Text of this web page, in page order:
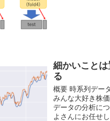
細かいこと
る
概要 時系列デー
みんな大好き株
データの分析に
よさんにお任せ